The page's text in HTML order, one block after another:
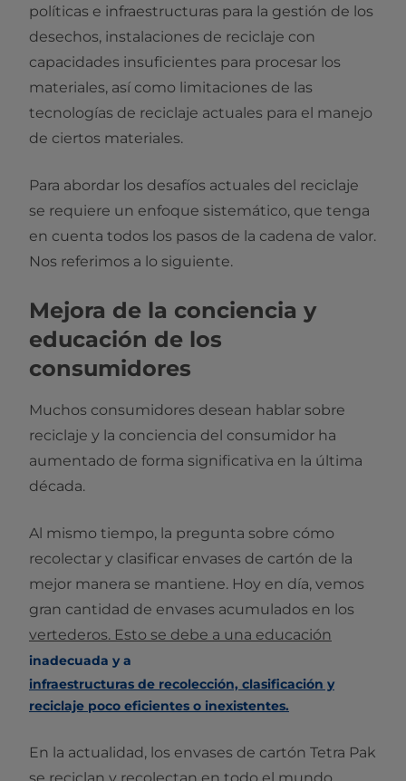
políticas e infraestructuras para la gestión de los
desechos, instalaciones de reciclaje con
capacidades insuficientes para procesar los
materiales, así como limitaciones de las
tecnologías de reciclaje actuales para el manejo
de ciertos materiales.
Para abordar los desafíos actuales del reciclaje
se requiere un enfoque sistemático, que tenga
en cuenta todos los pasos de la cadena de valor.
Nos referimos a lo siguiente.
Mejora de la conciencia y
educación de los
consumidores
Muchos consumidores desean hablar sobre
reciclaje y la conciencia del consumidor ha
aumentado de forma significativa en la última
década.
Al mismo tiempo, la pregunta sobre cómo
recolectar y clasificar envases de cartón de la
mejor manera se mantiene. Hoy en día, vemos
gran cantidad de envases acumulados en los
vertederos. Esto se debe a una educación
inadecuada y a
infraestructuras de recolección, clasificación y
reciclaje poco eficientes o inexistentes.
En la actualidad, los envases de cartón Tetra Pak